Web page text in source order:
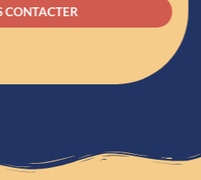
CONTACTER